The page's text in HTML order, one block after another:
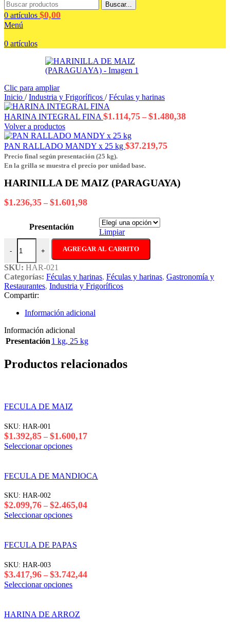
Buscar...
0 artículos $0,00
Menú
0 artículos
Clic para ampliar
Inicio / Industria y Frigoríficos / Féculas y harinas
HARINA INTEGRAL FINA $1.114,75 – $1.480,38Rango
Volver a productos
PAN RALLADO MANDY x 25 kg $37.219,75
Precio final según presentación (25 kg).
En la grilla se muestra el precio por unidad base.
HARINILLA DE MAIZ (PARAGUAYA)
$1.236,35 – $1.601,98Rango
precios:
desde
$1.236,35
hasta
Presentación
Limpiar
-
HARINILLA DE MAIZ (PARAGUAYA) cantidad
+ AGREGAR AL CARRITO
SKU: HAR-021
Categorías: Féculas y harinas, Féculas y harinas, Gastronomía y
Restaurantes, Industria y Frigoríficos
Compartir:
Información adicional
Información adicional
Presentación 1 kg, 25 kg
Productos relacionados
FECULA DE MAIZ
SKU: HAR-001
$1.392,85 – $1.600,17Rango
$1.392,85
hasta
Seleccionar opcionesEste
varias
variantes.
opciones
se
pueden
la
producto
FECULA DE MANDIOCA
SKU: HAR-002
$2.099,76 – $2.465,04Rango
Seleccionar opcionesEste
varias
opciones
se
pueden
la
FECULA DE PAPAS
SKU: HAR-003
$3.417,96 – $3.742,44
Seleccionar opcionesEste
varias
variantes.
HARINA DE ARROZ